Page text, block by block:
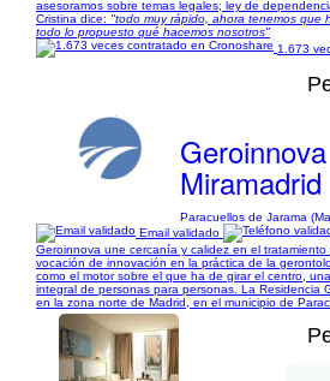
asesoramos sobre temas legales; ley de
Cristina dice: "todo muy rápido, ahora tenemos que
todo lo propuesto qué hacemos nosotros"
1.673
Geroinnova
Miramadrid
Paracuellos de Jarama
Email validado
Geroinnova une cercanía y calidez en el
vocación de innovación en la práctica de la
como el motor sobre el que ha de girar el centro,
integral de personas para personas. La Residencia
en la zona norte de Madrid, en el municipio de